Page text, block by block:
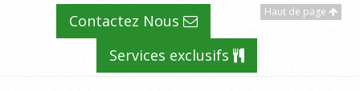
Haut de page
Contactez Nous
Services exclusifs